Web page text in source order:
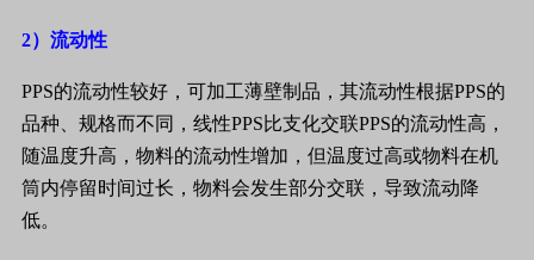
2）流动性
PPS的流动性较好，可加工薄壁制品，其流动性根据PPS的
品种、规格而不同，线性PPS比支化交联PPS的流动性高，
随温度升高，物料的流动性增加，但温度过高或物料在机
筒内停留时间过长，物料会发生部分交联，导致流动降
低。